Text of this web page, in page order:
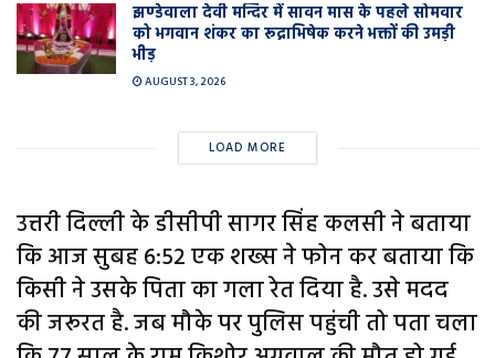
झण्डेवाला देवी मन्दिर में सावन मास के पहले सोमवार
को भगवान शंकर का रूद्राभिषेक करने भक्तों की उमड़ी
भीड़
AUGUST 3, 2026
LOAD MORE
उत्तरी दिल्ली के डीसीपी सागर सिंह कलसी ने बताया
कि आज सुबह 6:52 एक शख्स ने फोन कर बताया कि
किसी ने उसके पिता का गला रेत दिया है. उसे मदद
की जरूरत है. जब मौके पर पुलिस पहुंची तो पता चला